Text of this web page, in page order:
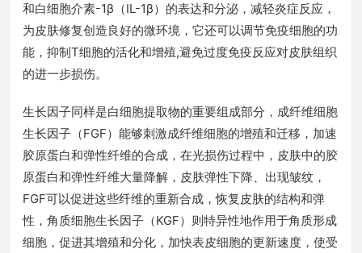
和白细胞介素-1β（IL-1β）的表达和分泌，减轻炎症反应，
为皮肤修复创造良好的微环境，它还可以调节免疫细胞的功
能，抑制T细胞的活化和增殖,避免过度免疫反应对皮肤组织
的进一步损伤。
生长因子同样是白细胞提取物的重要组成部分，成纤维细胞
生长因子（FGF）能够刺激成纤维细胞的增殖和迁移，加速
胶原蛋白和弹性纤维的合成，在光损伤过程中，皮肤中的胶
原蛋白和弹性纤维大量降解，皮肤弹性下降、出现皱纹，
FGF可以促进这些纤维的重新合成，恢复皮肤的结构和弹
性，角质细胞生长因子（KGF）则特异性地作用于角质形成
细胞，促进其增殖和分化，加快表皮细胞的更新速度，使受